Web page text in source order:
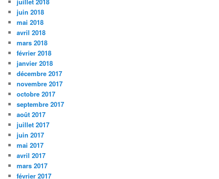
juin 2018
mai 2018
avril 2018
mars 2018
février 2018
janvier 2018
décembre 2017
novembre 2017
octobre 2017
septembre 2017
août 2017
juillet 2017
juin 2017
mai 2017
avril 2017
mars 2017
février 2017